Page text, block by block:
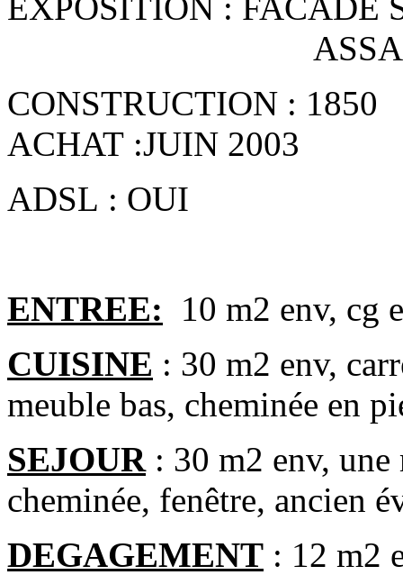
ASSAINI :
ACHAT :JUIN 2003
ADSL : OUI
ENTREE: 10 m2 env, cg
CUISINE : 30 m2 env,
meuble bas, cheminée en
SEJOUR: 30 m2 env, une
cheminée, fenêtre, ancien
DEGAGEMENT : 12 m2